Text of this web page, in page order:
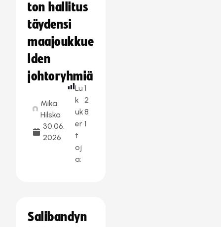
ton hallitus
täydensi
maajoukkue
iden
johtoryhmiä
Mika
Hilska
30.06.
2026
Lu
k
uk
er
t
oj
a:
1
2
8
1
Salibandyn